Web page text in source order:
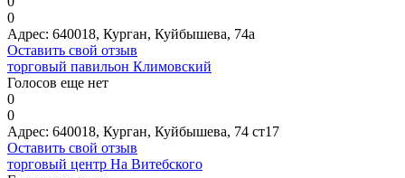
0
Адрес: 640018, Курган, Куйбышева, 74а
Оставить свой отзыв
торговый павильон Климовский
Голосов еще нет
0
0
Адрес: 640018, Курган, Куйбышева, 74 ст17
Оставить свой отзыв
торговый центр На Витебского